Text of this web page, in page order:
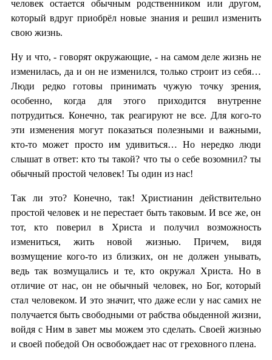
человек остается обычным родственником или другом,
который вдруг приобрёл новые знания и решил изменить
свою жизнь.
Ну и что, - говорят окружающие, - на самом деле жизнь не
изменилась, да и он не изменился, только строит из себя…
Люди редко готовы принимать чужую точку зрения,
особенно, когда для этого приходится внутренне
потрудиться. Конечно, так реагируют не все. Для кого-то
эти изменения могут показаться полезными и важными,
кто-то может просто им удивиться… Но нередко люди
слышат в ответ: кто ты такой? что ты о себе возомнил? ты
обычный простой человек! Ты один из нас!
Так ли это? Конечно, так! Христианин действительно
простой человек и не перестает быть таковым. И все же, он
тот, кто поверил в Христа и получил возможность
измениться, жить новой жизнью. Причем, видя
возмущение кого-то из близких, он не должен унывать,
ведь так возмущались и те, кто окружал Христа. Но в
отличие от нас, он не обычный человек, но Бог, который
стал человеком. И это значит, что даже если у нас самих не
получается быть свободными от рабства обыденной жизни,
войдя с Ним в завет мы можем это сделать. Своей жизнью
и своей победой Он освобождает нас от греховного плена.